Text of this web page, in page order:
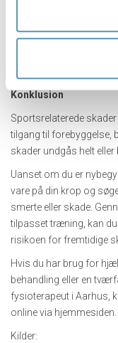
reducerer behovet for
dem til værdifulde
Konklusion
Sportsrelaterede
tilgang til forebyggelse,
skader undgås helt
Uanset om du er
vare på din krop og
smerte eller skade.
tilpasset træning, kan
risikoen for fremtidige
Hvis du har brug for
behandling eller en
fysioterapeut i Aarhus,
online via hjemmesiden.
Kilder: